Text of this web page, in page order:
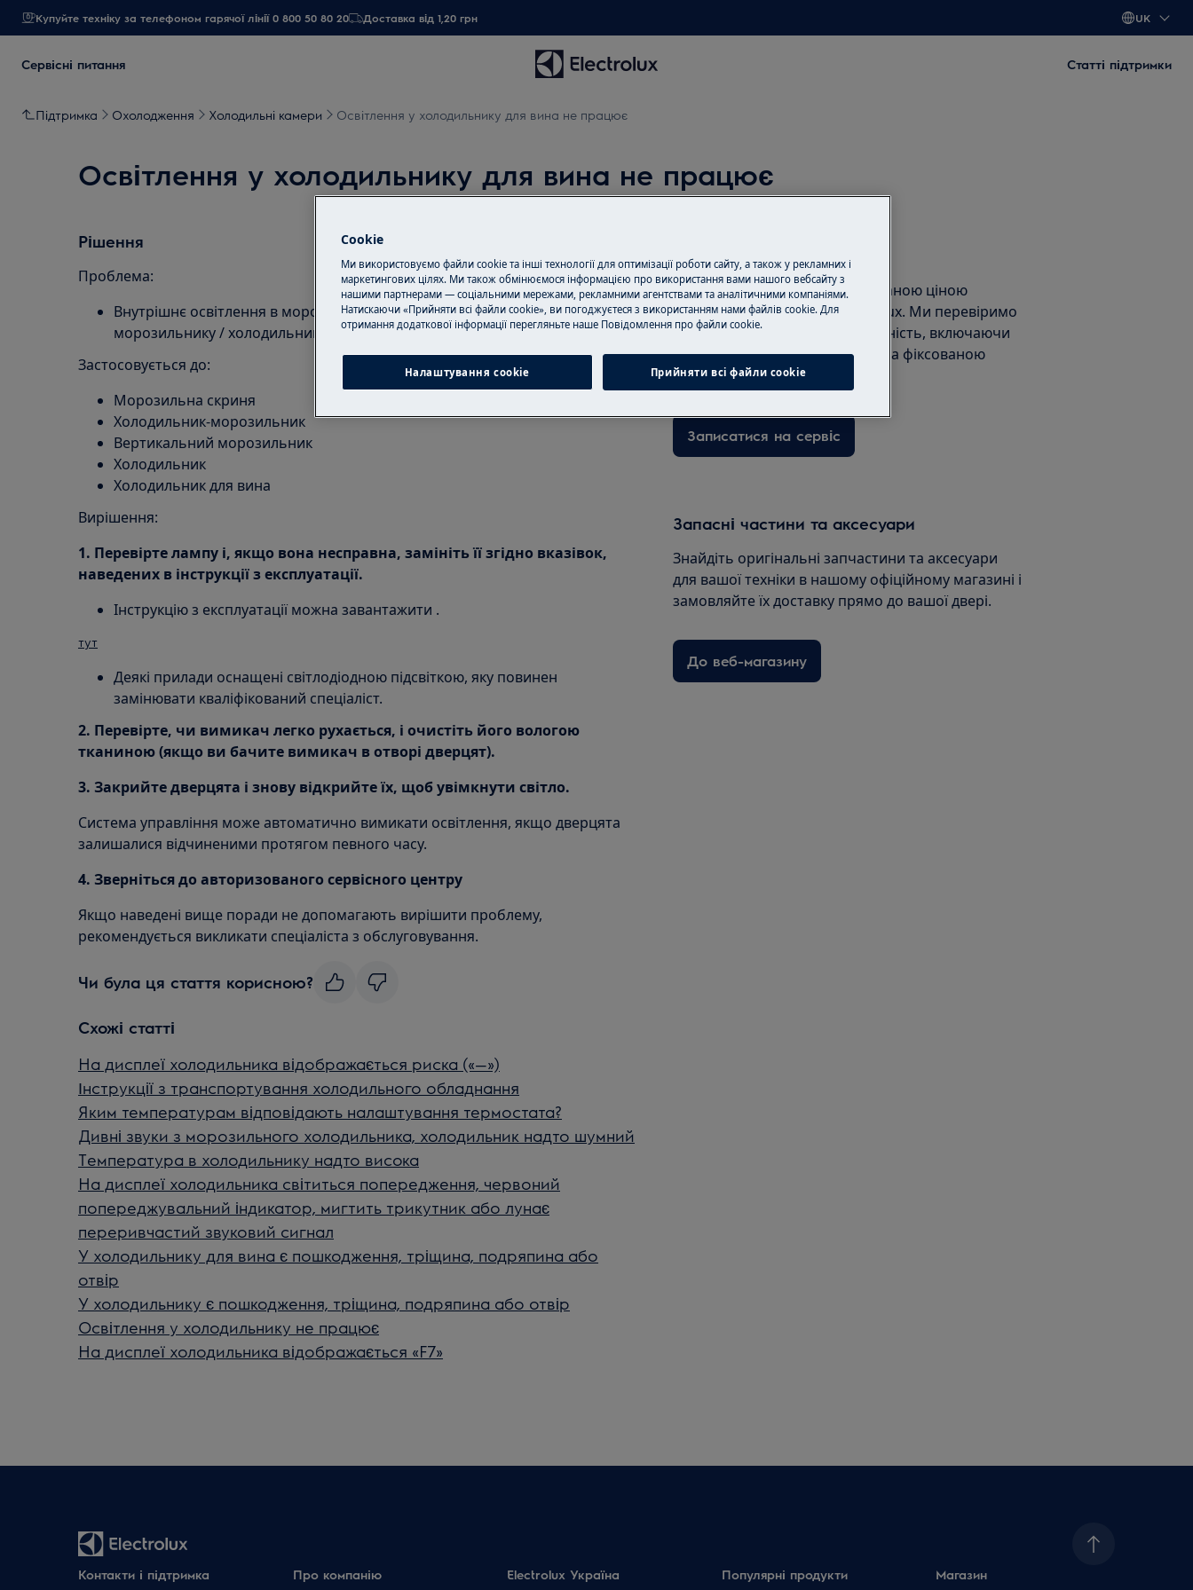
Купуйте техніку за телефоном гарячої лінії 0 800 50 80 20 Доставка від 1,20 грн UK
Сервісні питання Статті підтримки
Підтримка Охолодження Холодильні камери Освітлення у холодильнику для вина не працює
Освітлення у холодильнику для вина не працює
Рішення
Проблема:
Внутрішнє освітлення в морозильнику/холодильнику / холодильнику-
морозильнику / холодильнику для вина не працює
Застосовується до:
Морозильна скриня
Холодильник-морозильник
Вертикальний морозильник
Холодильник
Холодильник для вина
Вирішення:
1. Перевірте лампу і, якщо вона несправна, замініть її згідно вказівок,
наведених в інструкції з експлуатації.
Інструкцію з експлуатації можна завантажити .
тут
Деякі прилади оснащені світлодіодною підсвіткою, яку повинен
замінювати кваліфікований спеціаліст.
2. Перевірте, чи вимикач легко рухається, і очистіть його вологою
тканиною (якщо ви бачите вимикач в отворі дверцят).
3. Закрийте дверцята і знову відкрийте їх, щоб увімкнути світло.
Система управління може автоматично вимикати освітлення, якщо дверцята
залишалися відчиненими протягом певного часу.
4. Зверніться до авторизованого сервісного центру
Якщо наведені вище поради не допомагають вирішити проблему,
рекомендується викликати спеціаліста з обслуговування.
Чи була ця стаття корисною?
Схожі статті
На дисплеї холодильника відображається риска («—»)
Інструкції з транспортування холодильного обладнання
Яким температурам відповідають налаштування термостата?
Дивні звуки з морозильного холодильника, холодильник надто шумний
Температура в холодильнику надто висока
На дисплеї холодильника світиться попередження, червоний
попереджувальний індикатор, мигтить трикутник або лунає
переривчастий звуковий сигнал
У холодильнику для вина є пошкодження, тріщина, подряпина або
отвір
У холодильнику є пошкодження, тріщина, подряпина або отвір
Освітлення у холодильнику не працює
На дисплеї холодильника відображається «F7»
Замовити ремонт
Пропонуємо ремонт за фіксованою ціною
нашими спеціалістами Electrolux. Ми перевіримо
обладнання і усунемо несправність, включаючи
всі необхідні запасні частини, за фіксованою
ціною.
Записатися на сервіс
Запасні частини та аксесуари
Знайдіть оригінальні запчастини та аксесуари
для вашої техніки в нашому офіційному магазині і
замовляйте їх доставку прямо до вашої двері.
До веб-магазину
Контакти і підтримка Про компанію Electrolux Україна Популярні продукти Магазин
Cookie
Ми використовуємо файли cookie та інші технології для оптимізації роботи сайту, а також у рекламних і
маркетингових цілях. Ми також обмінюємося інформацією про використання вами нашого вебсайту з
нашими партнерами — соціальними мережами, рекламними агентствами та аналітичними компаніями.
Натискаючи «Прийняти всі файли cookie», ви погоджуєтеся з використанням нами файлів cookie. Для
отримання додаткової інформації перегляньте наше Пoвідомлення прo файли cookie.
Налаштування cookie Прийняти всі файли сookie